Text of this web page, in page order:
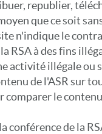
republier,
que ce soit
n'indique le
RSA à des fins
activité illégale
de l'ASR sur
comparer le
conférence de la